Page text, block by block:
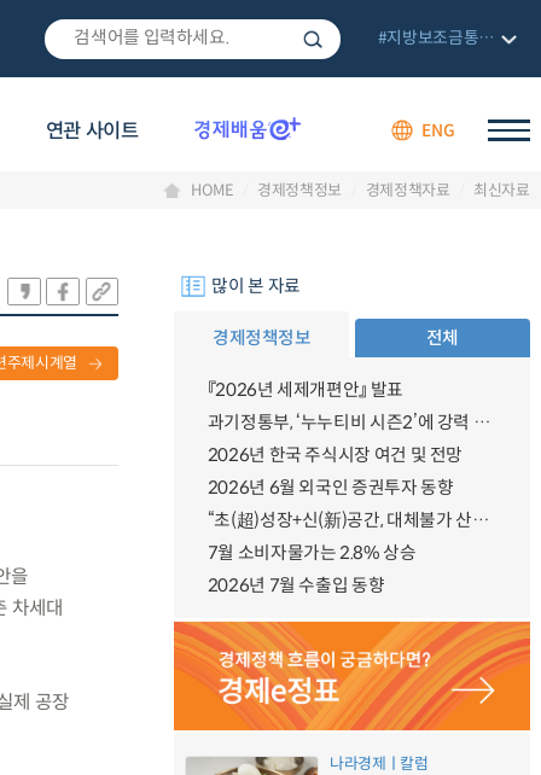
연관 사이트 ENG
#지방보조금통합관리망
HOME 경제정책정보 경제정책자료 최신자료
주제시계열
을
차세대
제 공장
많이 본 자료
경제정책정보 전체
『2026년 세제개편안』 발표
과기정통부, ‘누누티비 시즌2’에 강력 대응 의지 밝혀
2026년 한국 주식시장 여건 및 전망
2026년 6월 외국인 증권투자 동향
“초(超)성장+신(新)공간, 대체불가 산업강국”
7월 소비자물가는 2.8% 상승
2026년 7월 수출입 동향
나라경제ㅣ칼럼